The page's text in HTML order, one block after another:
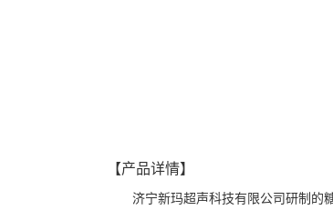
【产品详情】
济宁新玛超声科技有限公司研制的